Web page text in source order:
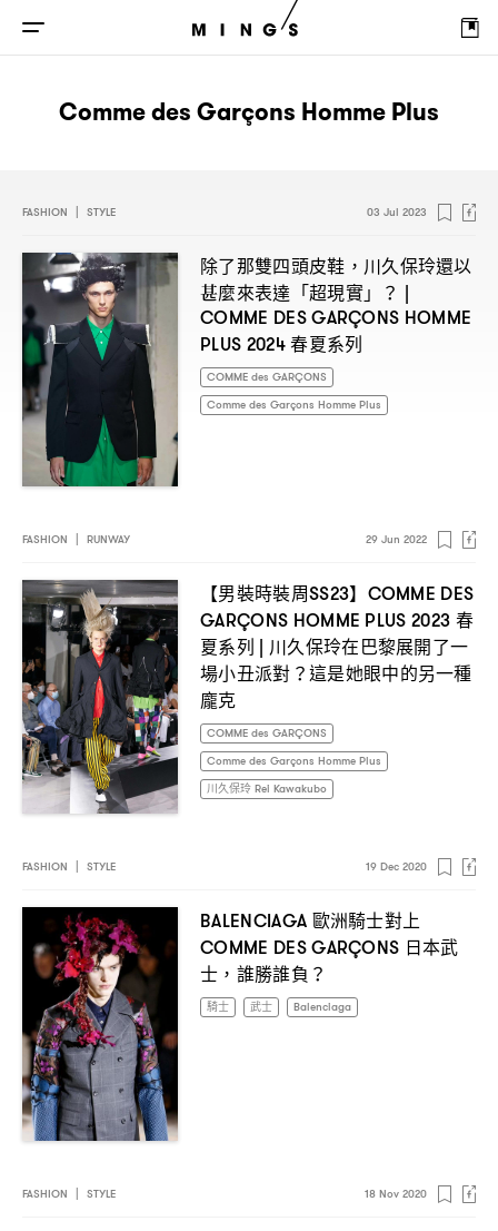
Comme des Garçons Homme Plus
FASHION STYLE 03 Jul 2023
除了那雙四頭皮鞋 ， 川久保玲還以
甚麼來表達「超現實」
？ |
COMME DES GARÇONS HOMME
PLUS 2024春夏系列
COMME des GARÇONS
Comme des Garçons Homme Plus
FASHION RUNWAY 29 Jun 2022
【男裝時裝周SS23】 COMME DES
GARÇONS HOMME PLUS 2023 春
夏系列 | 川久保玲在巴黎展開了一
場小丑派對 ？這是她眼中的另一種
龐克
COMME des GARÇONS
Comme des Garçons Homme Plus
川久保玲 Rei Kawakubo
FASHION STYLE 19 Dec 2020
BALENCIAGA 歐洲騎士對上
COMME DES GARÇONS 日本武
士 ， 誰勝誰負 ？
騎士 武士 Balenciaga
FASHION | STYLE 18 Nov 2020